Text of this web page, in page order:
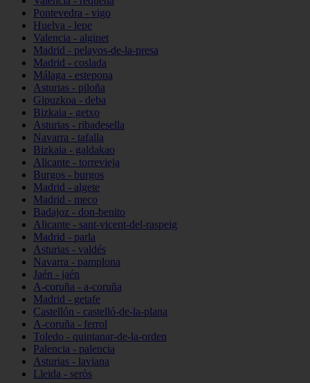
Pontevedra - vigo
Huelva - lepe
Valencia - alginet
Madrid - pelayos-de-la-presa
Madrid - coslada
Málaga - estepona
Asturias - piloña
Gipuzkoa - deba
Bizkaia - getxo
Asturias - ribadesella
Navarra - tafalla
Bizkaia - galdakao
Alicante - torrevieja
Burgos - burgos
Madrid - algete
Madrid - meco
Badajoz - don-benito
Alicante - sant-vicent-del-raspeig
Madrid - parla
Asturias - valdés
Navarra - pamplona
Jaén - jaén
A-coruña - a-coruña
Madrid - getafe
Castellón - castelló-de-la-plana
A-coruña - ferrol
Toledo - quintanar-de-la-orden
Palencia - palencia
Asturias - laviana
Lleida - seròs